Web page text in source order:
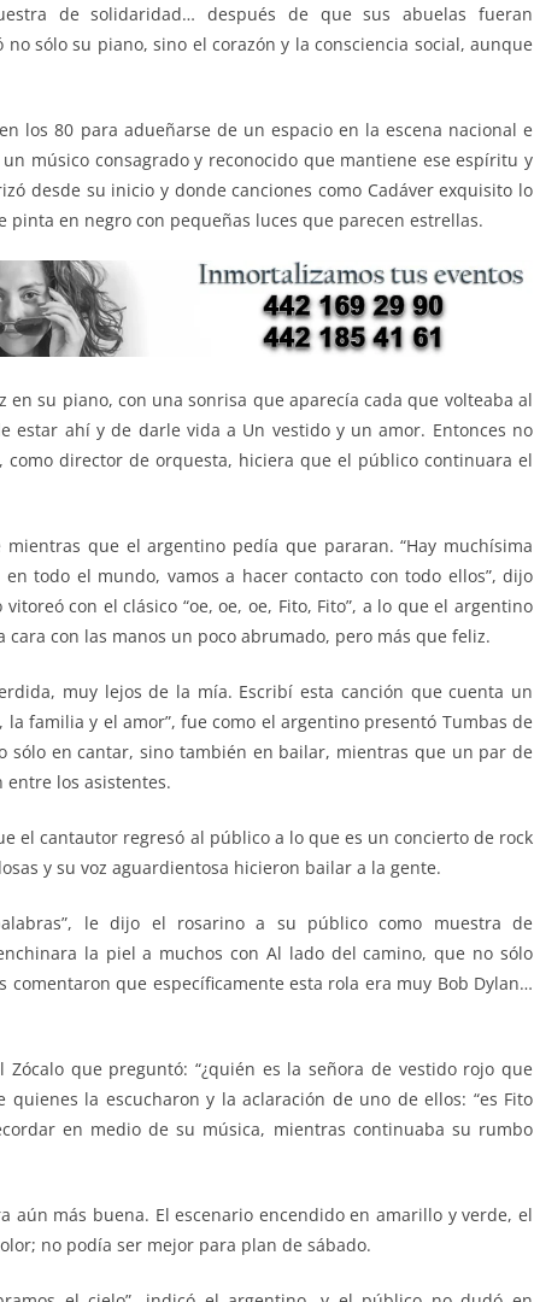
de solidaridad… después de que sus abuelas fueran
sólo su piano, sino el corazón y la consciencia social, aunque
los 80 para adueñarse de un espacio en la escena nacional e
músico consagrado y reconocido que mantiene ese espíritu y
desde su inicio y donde canciones como Cadáver exquisito lo
pinta en negro con pequeñas luces que parecen estrellas.
en su piano, con una sonrisa que aparecía cada que volteaba al
estar ahí y de darle vida a Un vestido y un amor. Entonces no
director de orquesta, hiciera que el público continuara el
mientras que el argentino pedía que pararan. “Hay muchísima
todo el mundo, vamos a hacer contacto con todo ellos”, dijo
con el clásico “oe, oe, oe, Fito, Fito”, a lo que el argentino
cara con las manos un poco abrumado, pero más que feliz.
muy lejos de la mía. Escribí esta canción que cuenta un
familia y el amor”, fue como el argentino presentó Tumbas de
sólo en cantar, sino también en bailar, mientras que un par de
entre los asistentes.
el cantautor regresó al público a lo que es un concierto de rock
y su voz aguardientosa hicieron bailar a la gente.
le dijo el rosarino a su público como muestra de
la piel a muchos con Al lado del camino, que no sólo
comentaron que específicamente esta rola era muy Bob Dylan…
que preguntó: “¿quién es la señora de vestido rojo que
quienes la escucharon y la aclaración de uno de ellos: “es Fito
en medio de su música, mientras continuaba su rumbo
aún más buena. El escenario encendido en amarillo y verde, el
no podía ser mejor para plan de sábado.